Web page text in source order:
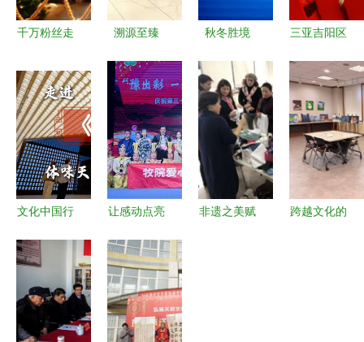
千万粉丝走
第一站，
403国际艺
术中心——
武汉的文化
会客厅
溯源至臻
光檀红木家
具与文化艺
术的和谐共
鸣
秋冬胜境
——2024
伊犁文旅盛
放大运河文
化旅游博览
三亚吉阳区
艺汇演 公
益创投项目
成果与文化
交流盛典
文化中国行
图”数字艺
术展，体味
天下文枢的
深厚底蕴
让感动点亮
南牧业经济
学院工会组
织观看残疾
人专题文艺
非遗之美赋
跨越文化的